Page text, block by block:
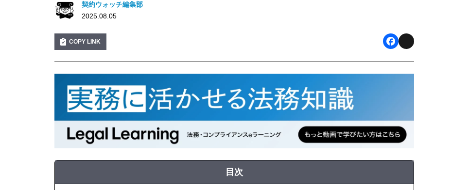
契約ウォッチ編集部
2025.08.05
COPY LINK
a
b
o
k
目次